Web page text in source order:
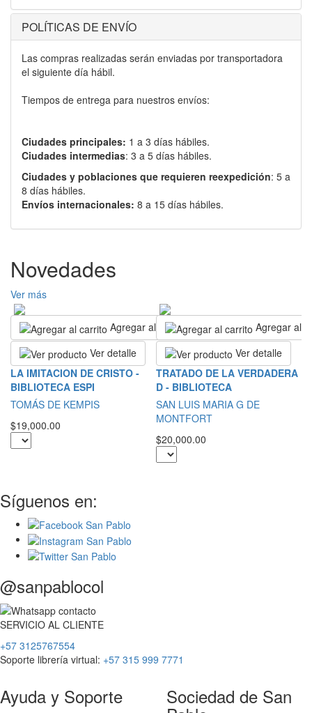
POLÍTICAS DE ENVÍO
Las compras realizadas serán enviadas por transportadora
el siguiente día hábil.
Tiempos de entrega para nuestros envíos:
Ciudades principales: 1 a 3 días hábiles.
Ciudades intermedias: 3 a 5 días hábiles.
Ciudades y poblaciones que requieren reexpedición: 5 a
8 días hábiles.
Envíos internacionales: 8 a 15 días hábiles.
Novedades
Ver más
Agregar al carrito
Ver detalle
LA IMITACION DE CRISTO -
BIBLIOTECA ESPI
TOMÁS DE KEMPIS
$19,000.00
Agregar al
Ver detalle
TRATADO DE LA VERDADERA
D - BIBLIOTECA
SAN LUIS MARIA G DE
MONTFORT
$20,000.00
Síguenos en:
@sanpablocol
SERVICIO AL CLIENTE
+57 3125767554
Soporte librería virtual: +57 315 999 7771
Ayuda y Soporte Sociedad de San